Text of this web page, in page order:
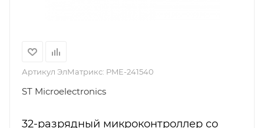
Артикул ЭлМатрикс: PME-241540
ST Microelectronics
32-разрядный микроконтроллер со